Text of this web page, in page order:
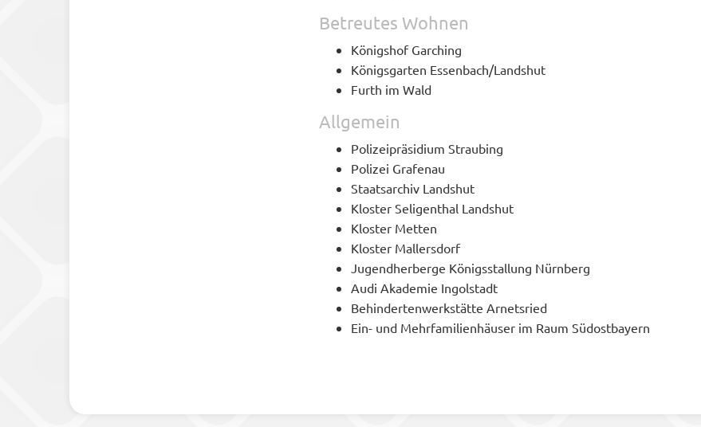
Betreutes Wohnen
Königshof Garching
Königsgarten Essenbach/Landshut
Furth im Wald
Allgemein
Polizeipräsidium Straubing
Polizei Grafenau
Staatsarchiv Landshut
Kloster Seligenthal Landshut
Kloster Metten
Kloster Mallersdorf
Jugendherberge Königsstallung Nürnberg
Audi Akademie Ingolstadt
Behindertenwerkstätte Arnetsried
Ein- und Mehrfamilienhäuser im Raum Südostbayern